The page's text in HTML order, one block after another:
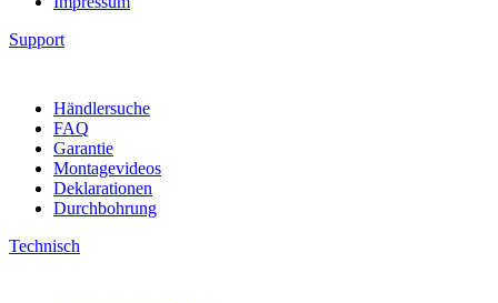
Support
Händlersuche
FAQ
Garantie
Montagevideos
Deklarationen
Durchbohrung
Technisch